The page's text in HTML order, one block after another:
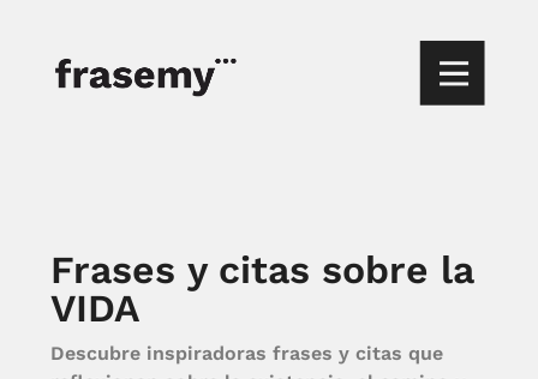
Frases y citas sobre la
VIDA
Descubre inspiradoras frases y citas que